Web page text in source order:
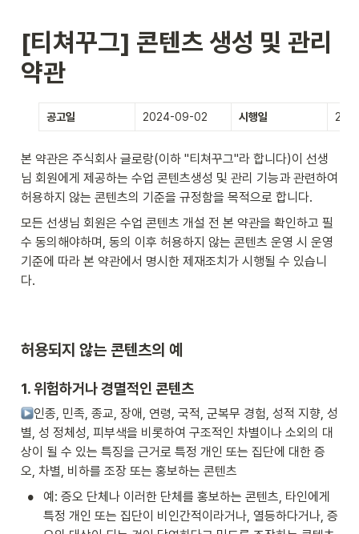
[티쳐꾸그] 콘텐츠 생성 및 관리
약관
공고일 2024-09-02 시행일
본 약관은 주식회사 글로랑(이하 "티쳐꾸그"라 합니다)이 선생
님 회원에게 제공하는 수업 콘텐츠생성 및 관리 기능과 관련하여
허용하지 않는 콘텐츠의 기준을 규정함을 목적으로 합니다.
모든 선생님 회원은 수업 콘텐츠 개설 전 본 약관을 확인하고 필
수 동의해야하며, 동의 이후 허용하지 않는 콘텐츠 운영 시 운영
기준에 따라 본 약관에서 명시한 제재조치가 시행될 수 있습니
다.
허용되지 않는 콘텐츠의 예
1. 위험하거나 경멸적인 콘텐츠
인종, 민족, 종교, 장애, 연령, 국적, 군복무 경험, 성적 지향, 성
별, 성 정체성, 피부색을 비롯하여 구조적인 차별이나 소외의 대
상이 될 수 있는 특징을 근거로 특정 개인 또는 집단에 대한 증
오, 차별, 비하를 조장 또는 홍보하는 콘텐츠
•
예: 증오 단체나 이러한 단체를 홍보하는 콘텐츠, 타인에게
특정 개인 또는 집단이 비인간적이라거나, 열등하다거나, 증